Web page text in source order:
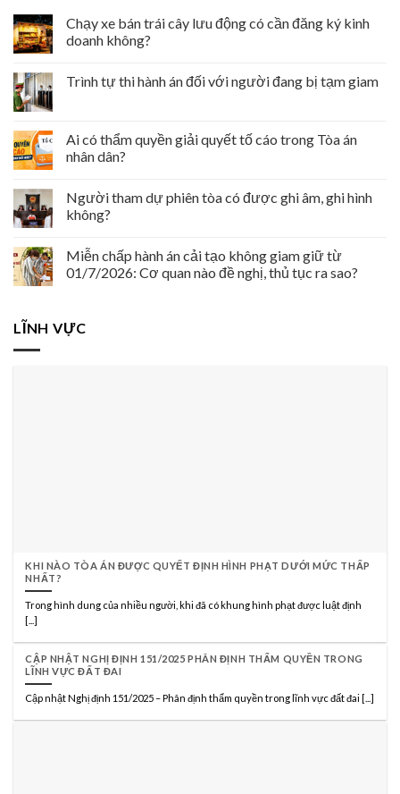
Chạy xe bán trái cây lưu động có cần đăng ký kinh
doanh không?
Trình tự thi hành án đối với người đang bị tạm giam
Ai có thẩm quyền giải quyết tố cáo trong Tòa án
nhân dân?
Người tham dự phiên tòa có được ghi âm, ghi hình
không?
Miễn chấp hành án cải tạo không giam giữ từ
01/7/2026: Cơ quan nào đề nghị, thủ tục ra sao?
LĨNH VỰC
KHI NÀO TÒA ÁN ĐƯỢC QUYẾT ĐỊNH HÌNH PHẠT DƯỚI MỨC THẤP
NHẤT?
Trong hình dung của nhiều người, khi đã có khung hình phạt được luật định
[...]
CẬP NHẬT NGHỊ ĐỊNH 151/2025 PHÂN ĐỊNH THẨM QUYỀN TRONG
LĨNH VỰC ĐẤT ĐAI
Cập nhật Nghị định 151/2025 – Phân định thẩm quyền trong lĩnh vực đất đai [...]